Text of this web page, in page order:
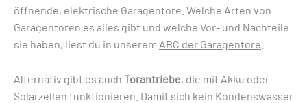
öffnende, elektrische Garagentore. Welche Arten von
Garagentoren es alles gibt und welche Vor- und Nachteile
sie haben, liest du in unserem ABC der Garagentore
Alternativ gibt es auch Torantriebe, die mit Akku oder
Solarzellen funktionieren. Damit sich kein Kondenswasser